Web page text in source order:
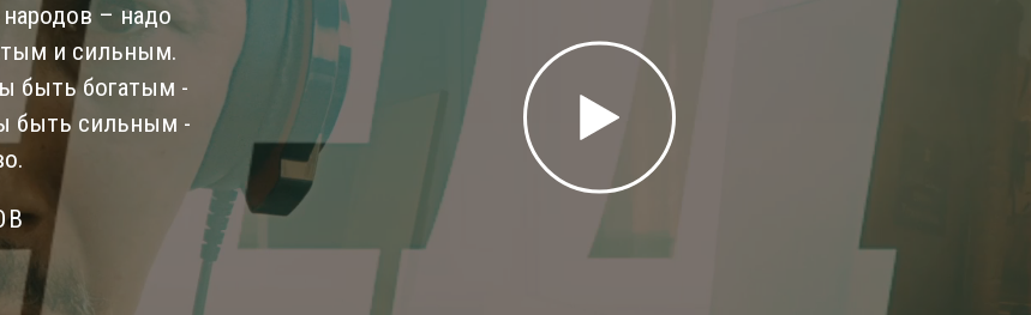
– надо
и сильным.
быть богатым -
быть сильным -